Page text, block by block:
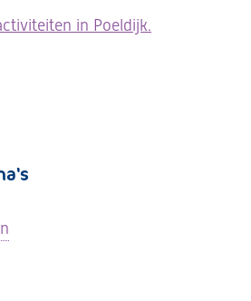
in Poeldijk.